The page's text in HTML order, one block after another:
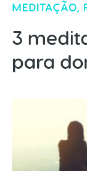
MEDITAÇÃO,
3
para